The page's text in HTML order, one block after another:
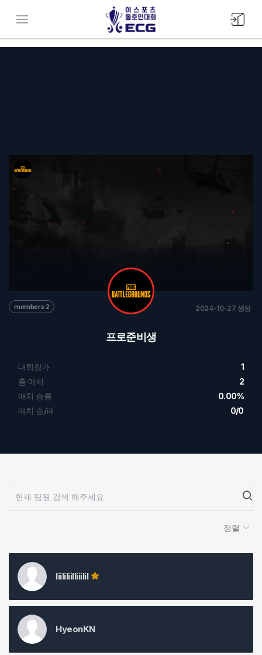
메뉴버튼
members 2 2024-10-27 생성
프로준비생
대회참가
1
총 매치
2
매치 승률
0.00%
매치 승/패
0/0
정렬
liililiilliiilil
HyeonKN